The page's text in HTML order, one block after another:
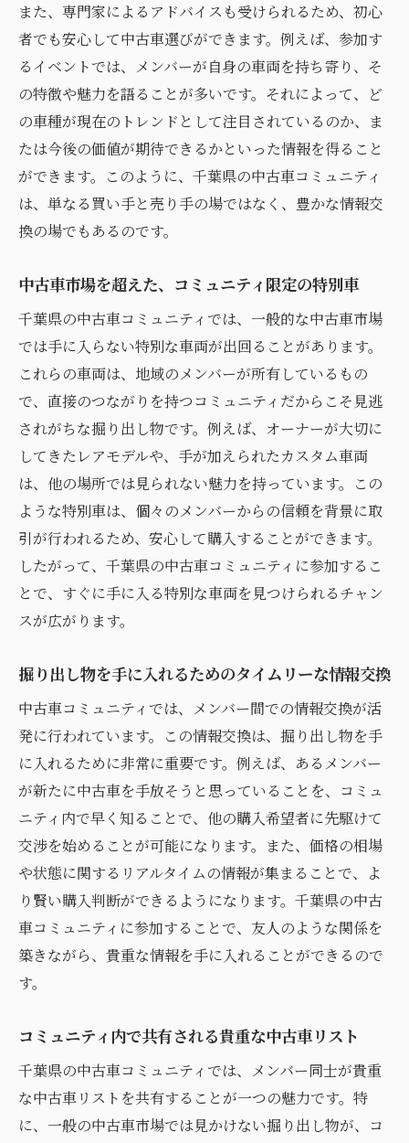
正確で迅速な情報を得るためのコミュニテ
信頼のおける情報源としてのコミュニティ
の役割
コミュニティ内での有益な情報交換の実例
中古車購入前に知っておきたい地元情報
情報の正確性を高めるコミュニケーション
術
千葉県で中古車探しならココ！地域コミュニテ
ィのメリット徹底解説
地元コミュニティを活用した効率的な中古
車探し
地域の特性を活かした中古車探しのコツ
コミュニティが提供する地域限定の魅力と
中古車探しで得られる地域コミュニティの
恩恵
地元だからこそ享受できる特別なサービス
地域密着型の中古車探しで安心のカーライ
フ
の特別な体験
地元の仲間と分かち合う特別な中古車体験
千葉県ならではのコミュニティイベントの
魅力
参加者が得られる独自のネットワーク
中古車だけじゃない！コミュニティの多様
な魅力
千葉県の地元文化を体感する絶好の機会
コミュニティ参加で広がる新たなカーライ
フ
オンラインにない価値ある情報を見つける
方法
地元コミュニティが提供する特別な情報源
ネット情報では得られないリアルな声
また、専門家によるアドバイスも受けられるため、初心
者でも安心して中古車選びができます。例えば、参加す
るイベントでは、メンバーが自身の車両を持ち寄り、そ
の特徴や魅力を語ることが多いです。それによって、ど
の車種が現在のトレンドとして注目されているのか、ま
たは今後の価値が期待できるかといった情報を得ること
ができます。このように、千葉県の中古車コミュニティ
は、単なる買い手と売り手の場ではなく、豊かな情報交
換の場でもあるのです。
中古車市場を超えた、コミュニティ限定の特別車
千葉県の中古車コミュニティでは、一般的な中古車市場
では手に入らない特別な車両が出回ることがあります。
これらの車両は、地域のメンバーが所有しているもの
で、直接のつながりを持つコミュニティだからこそ見逃
されがちな掘り出し物です。例えば、オーナーが大切に
してきたレアモデルや、手が加えられたカスタム車両
は、他の場所では見られない魅力を持っています。この
ような特別車は、個々のメンバーからの信頼を背景に取
引が行われるため、安心して購入することができます。
したがって、千葉県の中古車コミュニティに参加するこ
とで、すぐに手に入る特別な車両を見つけられるチャン
スが広がります。
掘り出し物を手に入れるためのタイムリーな情報交換
中古車コミュニティでは、メンバー間での情報交換が活
発に行われています。この情報交換は、掘り出し物を手
に入れるために非常に重要です。例えば、あるメンバー
が新たに中古車を手放そうと思っていることを、コミュ
ニティ内で早く知ることで、他の購入希望者に先駆けて
交渉を始めることが可能になります。また、価格の相場
や状態に関するリアルタイムの情報が集まることで、よ
り賢い購入判断ができるようになります。千葉県の中古
車コミュニティに参加することで、友人のような関係を
築きながら、貴重な情報を手に入れることができるので
す。
コミュニティ内で共有される貴重な中古車リスト
千葉県の中古車コミュニティでは、メンバー同士が貴重
な中古車リストを共有することが一つの魅力です。特
に、一般の中古車市場では見かけない掘り出し物が、コ